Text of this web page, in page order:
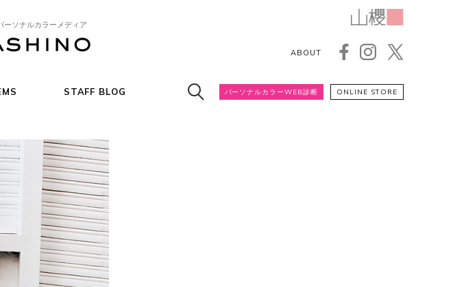
ーソナルカラーメディア
ABOUT
STAFF BLOG パーソナルカラーWEB診断 ONLINE STORE